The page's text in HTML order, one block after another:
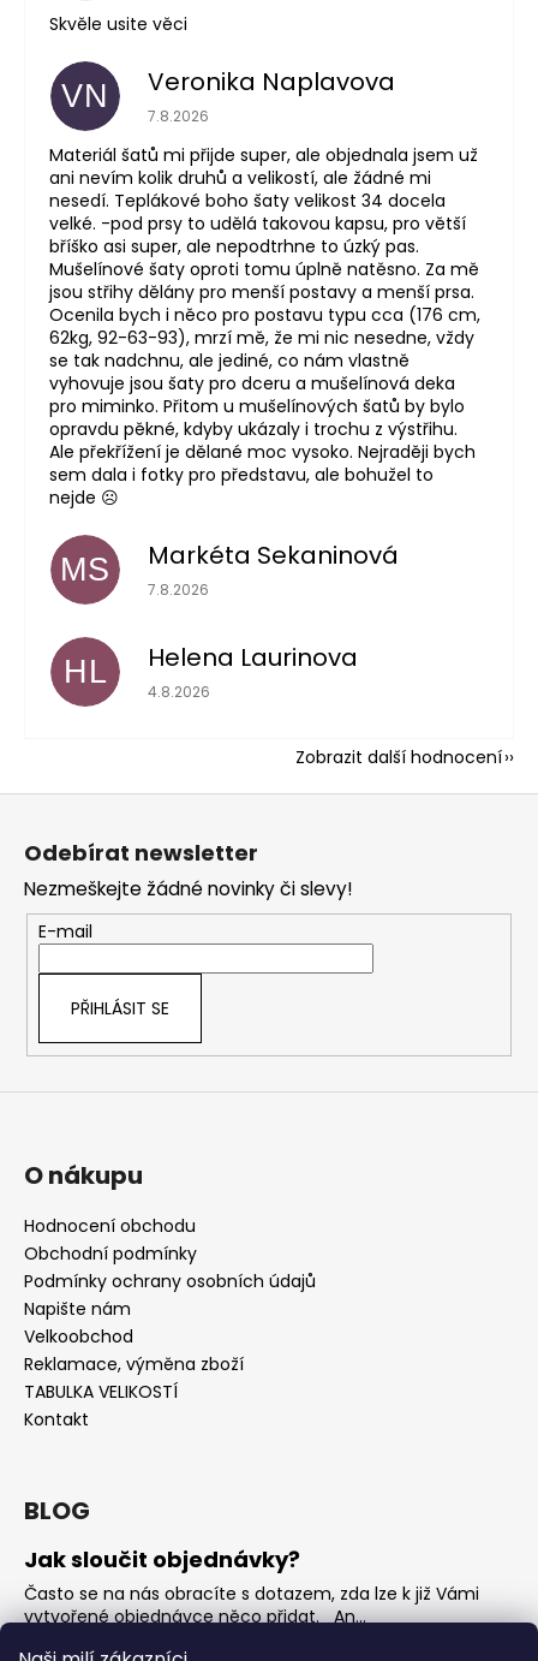
Skvěle usite věci
VN Veronika Naplavova
Hodnocení obchodu je 4 z 5 hvězdiček.
7.8.2026
Materiál šatů mi přijde super, ale objednala jsem už
ani nevím kolik druhů a velikostí, ale žádné mi
nesedí. Teplákové boho šaty velikost 34 docela
velké. -pod prsy to udělá takovou kapsu, pro větší
bříško asi super, ale nepodtrhne to úzký pas.
Mušelínové šaty oproti tomu úplně natěsno. Za mě
jsou střihy dělány pro menší postavy a menší prsa.
Ocenila bych i něco pro postavu typu cca (176 cm,
62kg, 92-63-93), mrzí mě, že mi nic nesedne, vždy
se tak nadchnu, ale jediné, co nám vlastně
vyhovuje jsou šaty pro dceru a mušelínová deka
pro miminko. Přitom u mušelínových šatů by bylo
opravdu pěkné, kdyby ukázaly i trochu z výstřihu.
Ale překřížení je dělané moc vysoko. Nejraději bych
sem dala i fotky pro představu, ale bohužel to
nejde ☹️
MS Markéta Sekaninová
Hodnocení obchodu je 5 z 5 hvězdiček.
7.8.2026
HL Helena Laurinova
Hodnocení obchodu je 5 z 5 hvězdiček.
4.8.2026
Zobrazit další hodnocení
Z
Odebírat newsletter
Nezmeškejte žádné novinky či slevy!
E-mail
PŘIHLÁSIT SE
O nákupu
Hodnocení obchodu
Obchodní podmínky
Podmínky ochrany osobních údajů
Napište nám
Velkoobchod
Reklamace, výměna zboží
TABULKA VELIKOSTÍ
Kontakt
BLOG
Jak sloučit objednávky?
Často se na nás obracíte s dotazem, zda lze k již Vámi
vytvořené objednávce něco přidat. An...
Jak vybrat rostoucí overal na jaro?